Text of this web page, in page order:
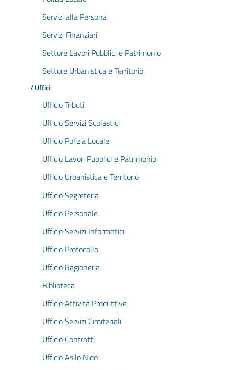
Servizi alla Persona
Servizi Finanziari
Settore Lavori Pubblici e Patrimonio
Settore Urbanistica e Territorio
/ Uffici
Ufficio Tributi
Ufficio Servizi Scolastici
Ufficio Polizia Locale
Ufficio Lavori Pubblici e Patrimonio
Ufficio Urbanistica e Territorio
Ufficio Segreteria
Ufficio Personale
Ufficio Servizi Informatici
Ufficio Protocollo
Ufficio Ragioneria
Biblioteca
Ufficio Attività Produttive
Ufficio Servizi Cimiteriali
Ufficio Contratti
Ufficio Asilo Nido